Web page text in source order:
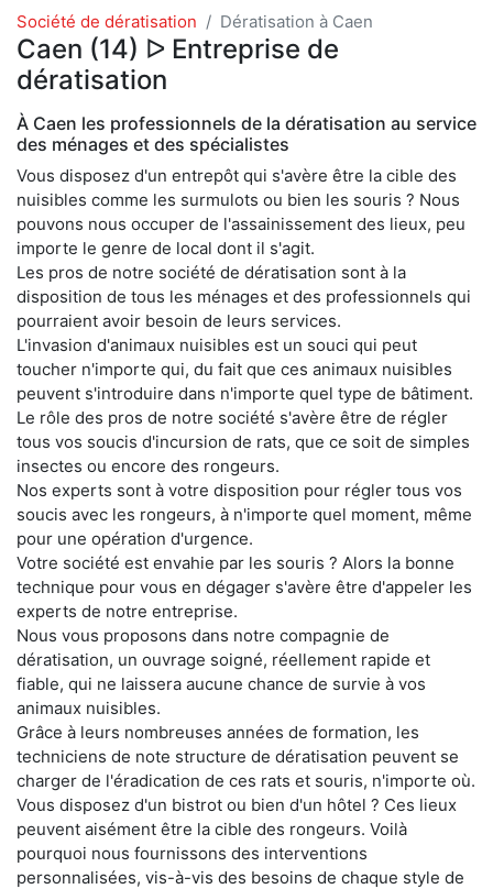
Société de dératisation Dératisation à Caen
Caen (14) ᐅ Entreprise de
dératisation
À Caen les professionnels de la dératisation au service
des ménages et des spécialistes
Vous disposez d'un entrepôt qui s'avère être la cible des
nuisibles comme les surmulots ou bien les souris ? Nous
pouvons nous occuper de l'assainissement des lieux, peu
importe le genre de local dont il s'agit.
Les pros de notre société de dératisation sont à la
disposition de tous les ménages et des professionnels qui
pourraient avoir besoin de leurs services.
L'invasion d'animaux nuisibles est un souci qui peut
toucher n'importe qui, du fait que ces animaux nuisibles
peuvent s'introduire dans n'importe quel type de bâtiment.
Le rôle des pros de notre société s'avère être de régler
tous vos soucis d'incursion de rats, que ce soit de simples
insectes ou encore des rongeurs.
Nos experts sont à votre disposition pour régler tous vos
soucis avec les rongeurs, à n'importe quel moment, même
pour une opération d'urgence.
Votre société est envahie par les souris ? Alors la bonne
technique pour vous en dégager s'avère être d'appeler les
experts de notre entreprise.
Nous vous proposons dans notre compagnie de
dératisation, un ouvrage soigné, réellement rapide et
fiable, qui ne laissera aucune chance de survie à vos
animaux nuisibles.
Grâce à leurs nombreuses années de formation, les
techniciens de note structure de dératisation peuvent se
charger de l'éradication de ces rats et souris, n'importe où.
Vous disposez d'un bistrot ou bien d'un hôtel ? Ces lieux
peuvent aisément être la cible des rongeurs. Voilà
pourquoi nous fournissons des interventions
personnalisées, vis-à-vis des besoins de chaque style de